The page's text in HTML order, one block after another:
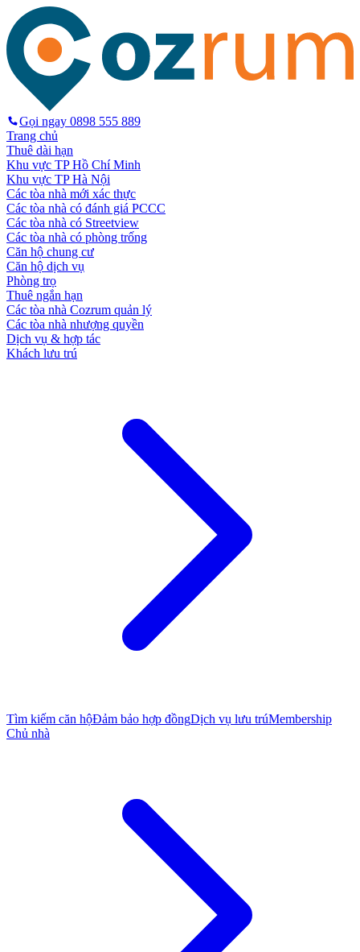
Gọi ngay 0898 555 889
Trang chủ
Thuê dài hạn
Khu vực TP Hồ Chí Minh
Khu vực TP Hà Nội
Các tòa nhà mới xác thực
Các tòa nhà có đánh giá PCCC
Các tòa nhà có Streetview
Các tòa nhà có phòng trống
Căn hộ chung cư
Căn hộ dịch vụ
Phòng trọ
Thuê ngắn hạn
Các tòa nhà Cozrum quản lý
Các tòa nhà nhượng quyền
Dịch vụ & hợp tác
Khách lưu trú
Tìm kiếm căn hộĐảm bảo hợp đồngDịch vụ lưu trúMembership
Chủ nhà